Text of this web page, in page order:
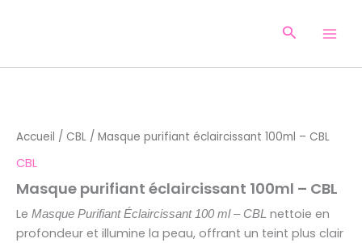
Accueil / CBL / Masque purifiant éclaircissant 100ml – CBL
CBL
Masque purifiant éclaircissant 100ml – CBL
Le Masque Purifiant Éclaircissant 100 ml – CBL nettoie en
profondeur et illumine la peau, offrant un teint plus clair
purifiant
éclaircissant
-